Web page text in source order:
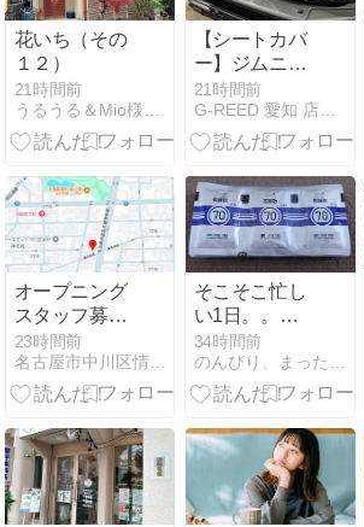
花いち（その
１２）
21時間前
【シートカバ
ー】ジムニー
ノマドにスズ
キ純正シート
カバー取付で
21時間前
オープニング
スタッフ募
集！「日和製
麺太平通店」
9月1日オープ
23時間前
そこそこ忙し
い1日。。。
②
34時間前